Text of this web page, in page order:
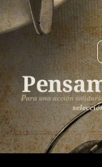
Saltar
al
contenido